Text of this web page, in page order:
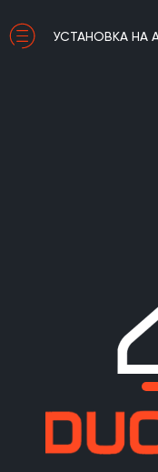
УСТАНОВКА НА